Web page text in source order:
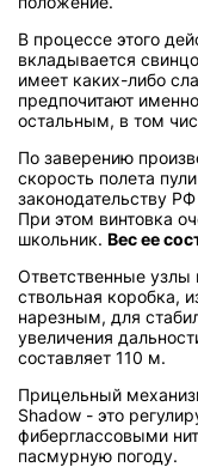
В процессе этого
вкладывается
имеет каких-либо
предпочитают
остальным, в том
По заверению
скорость полета
законодательству
При этом винтовка
школьник. Вес ее
Ответственные узлы
ствольная коробка,
нарезным, для
увеличения
составляет 110 м.
Прицельный
Shadow - это
фиберглассовыми
пасмурную погоду.